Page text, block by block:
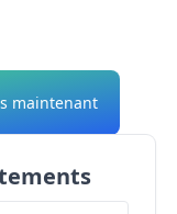
maintenant